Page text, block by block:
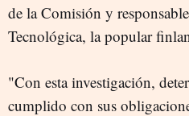
de la Comisión y
Tecnológica, la popular
"Con esta investigación,
cumplido con sus